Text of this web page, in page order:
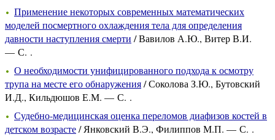
Применение некоторых современных математических
моделей посмертного охлаждения тела для определения
давности наступления смерти / Вавилов А.Ю., Витер В.И.
— С. .
О необходимости унифицированного подхода к осмотру
трупа на месте его обнаружения/ Соколова З.Ю., Бутовский
И.Д., Кильдюшов Е.М. — С. .
Судебно-медицинская оценка переломов диафизов костей в
детском возрасте/ Янковский В.Э., Филиппов М.П. — С. .